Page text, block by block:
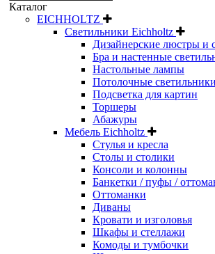
Каталог
EICHHOLTZ
Светильники Eichholtz
Дизайнерские люстры и
Бра и настенные
Настольные лампы
Потолочные светильники
Подсветка для картин
Торшеры
Абажуры
Мебель Eichholtz
Стулья и кресла
Столы и столики
Консоли и колонны
Банкетки / пуфы /
Оттоманки
Диваны
Кровати и изголовья
Шкафы и стеллажи
Комоды и тумбочки